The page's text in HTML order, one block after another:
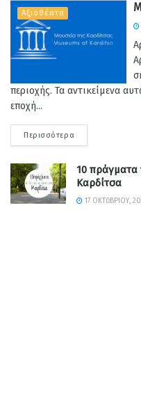
Αξιοθέατα
περιοχής. Τα αντικείμενα
εποχή...
Περισσότερα
10 πράγματα
Καρδίτσα
17 ΟΚΤΩΒΡΊΟΥ,